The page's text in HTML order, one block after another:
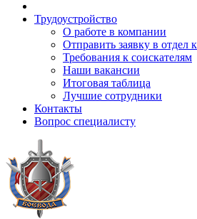
Трудоустройство
О работе в компании
Отправить заявку в отдел
Требования к соискателям
Наши вакансии
Итоговая таблица
Лучшие сотрудники
Контакты
Вопрос специалисту